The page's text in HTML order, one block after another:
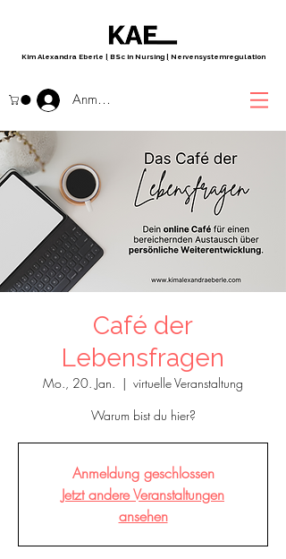
Kim Alexandra Eberle | BSc in Nursing | Nervensystemregulation
Anmelden
Café der
Lebensfragen
Mo., 20. Jan.
  |
virtuelle Veranstaltung
Warum bist du hier?
Anmeldung geschlossen
Jetzt andere Veranstaltungen
ansehen